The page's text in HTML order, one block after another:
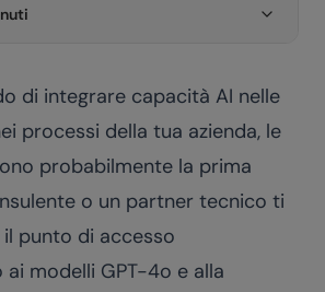
di integrare capacità AI nelle
processi della tua azienda, le
probabilmente la prima
o un partner tecnico ti
punto di accesso
modelli GPT-4o e alla